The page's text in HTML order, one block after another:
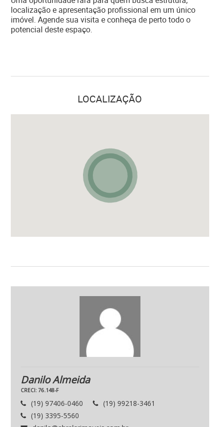
localização e apresentação profissional em um único
imóvel. Agende sua visita e conheça de perto todo o
potencial deste espaço.
LOCALIZAÇÃO
Danilo Almeida
CRECI: 76.148-F
(19) 97406-0460
(19) 99218-3461
(19) 3395-5560